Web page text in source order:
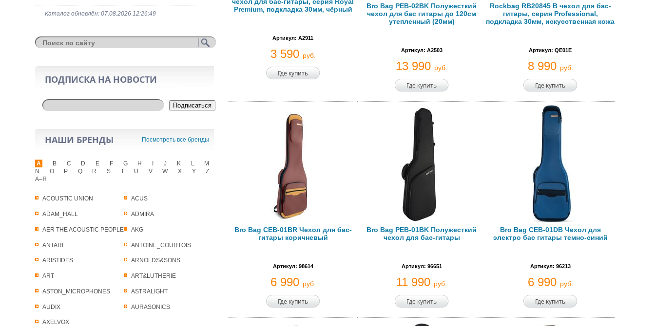
Каталог обновлён: 07.08.2026 12:26:49
ПОДПИСКА НА НОВОСТИ
Подписаться
НАШИ БРЕНДЫ Посмотреть все бренды
A
ACOUSTIC UNION ACUS
ADAM_HALL ADMIRA
AER THE ACOUSTIC PEOPLE AKG
ANTARI ANTOINE_COURTOIS
ARISTIDES ARNOLDS&SONS
ART ART&LUTHERIE
ASTON_MICROPHONES ASTRALIGHT
AUDIX AURASONICS
AXELVOX
B C D E F G H J K L
M
N
O P Q R S T U V W X Y
Z
А–Я
Premium, подкладка 30мм, чёрный
Артикул: A2911
3 590 руб.
Где купить
Bro Bag PEB-02BK Полужесткий
чехол для бас гитары до 120см
утепленный (20мм)
Артикул: A2503
13 990 руб.
Где купить
Rockbag RB20845 B чехол для бас-
гитары, серия Professional,
подкладка 30мм, искусственная кожа
Артикул: QE01E
8 990 руб.
Где купить
Bro Bag CEB-01BR Чехол для бас-
гитары коричневый
Артикул: 98614
6 990 руб.
Где купить
Bro Bag PEB-01BK Полужесткий
чехол для бас-гитары
Артикул: 96651
11 990 руб.
Где купить
Bro Bag CEB-01DB Чехол для
электро бас гитары темно-синий
Артикул: 96213
6 990 руб.
Где купить